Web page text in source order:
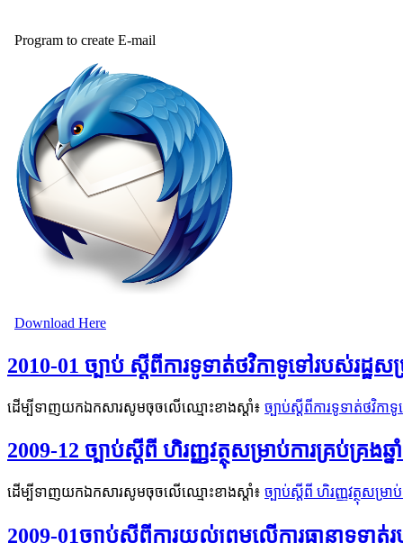
Program to create E-mail
Download Here
2010-01 ច្បាប់ ស្តីពីការទូទាត់ថវិកាទូទៅរបស់រដ្ឋស
ដើម្បីទាញយកឯកសារសូមចុចលើឈ្មោះខាងស្តាំ៖ ច្បាប់ស្តីពីការទូទាត់ថវិកា
2009-12 ច្បាប់ស្តីពី ហិរញ្ញវត្ថុសម្រាប់ការគ្រប់គ្រងឆ្
ដើម្បីទាញយកឯកសារសូមចុចលើឈ្មោះខាងស្តាំ៖ ច្បាប់ស្តីពី ហិរញ្ញវត្ថុសម្រា
2009-01ច្បាប់ស្តីពីការយល់ព្រមលើការធានាទូទ